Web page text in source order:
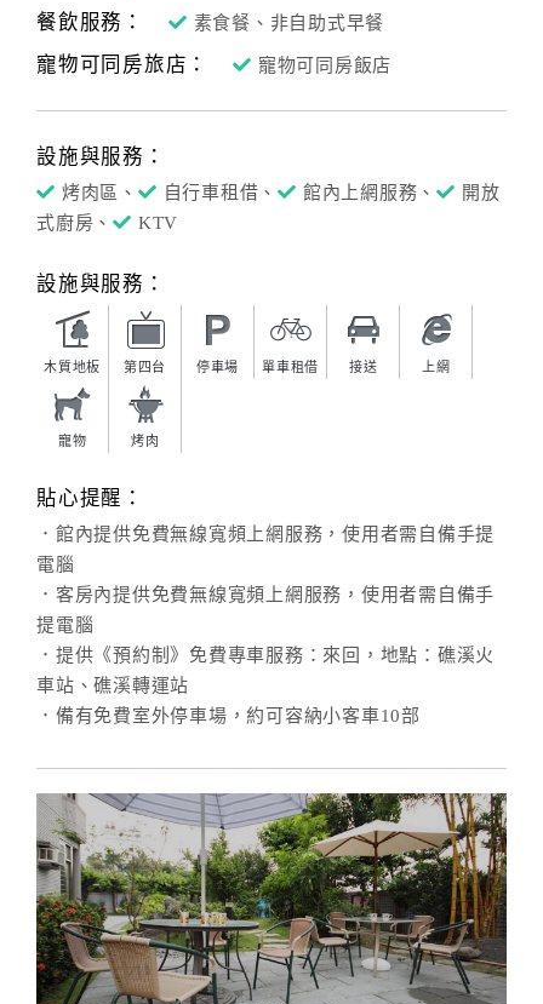
餐飲服務： 素食餐、非自助式早餐
寵物可同房旅店： 寵物可同房飯店
設施與服務：
烤肉區、 自行車租借、 館內上網服務、
開放
式廚房、
KTV
設施與服務：
木質地板 第四台 停車場 單車租借 接送 上網
寵物 烤肉
貼心提醒：
．館內提供免費無線寬頻上網服務，使用者需自備手提
電腦
．客房內提供免費無線寬頻上網服務，使用者需自備手
提電腦
．提供《預約制》免費專車服務：來回，地點：礁溪火
車站、礁溪轉運站
．備有免費室外停車場，約可容納小客車10部